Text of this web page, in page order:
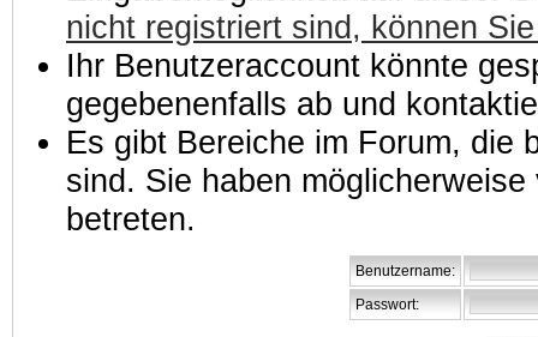
nicht registriert sind, können
Ihr Benutzeraccount könnte
gegebenenfalls ab und
Es gibt Bereiche im Forum, die
sind. Sie haben
betreten.
Benutzername:
Passwort: